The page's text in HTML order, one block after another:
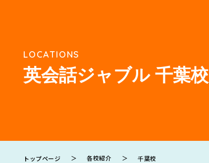
LOCATIONS
英会話ジャブル 千葉校
トップページ ＞ 各校紹介 ＞ 千葉校